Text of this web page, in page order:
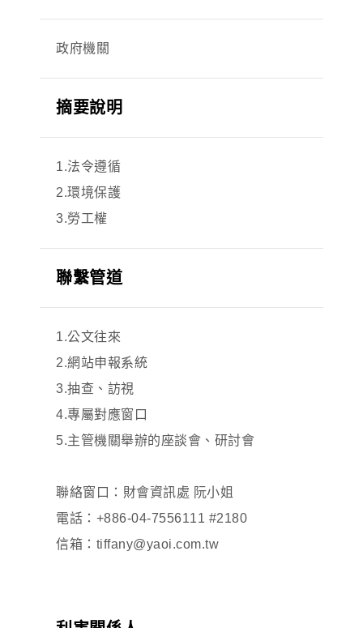
政府機關
摘要說明
1.法令遵循
2.環境保護
3.勞工權
聯繫管道
1.公文往來
2.網站申報系統
3.抽查、訪視
4.專屬對應窗口
5.主管機關舉辦的座談會、研討會
聯絡窗口：財會資訊處 阮小姐
電話：+886-04-7556111 #2180
信箱：tiffany@yaoi.com.tw